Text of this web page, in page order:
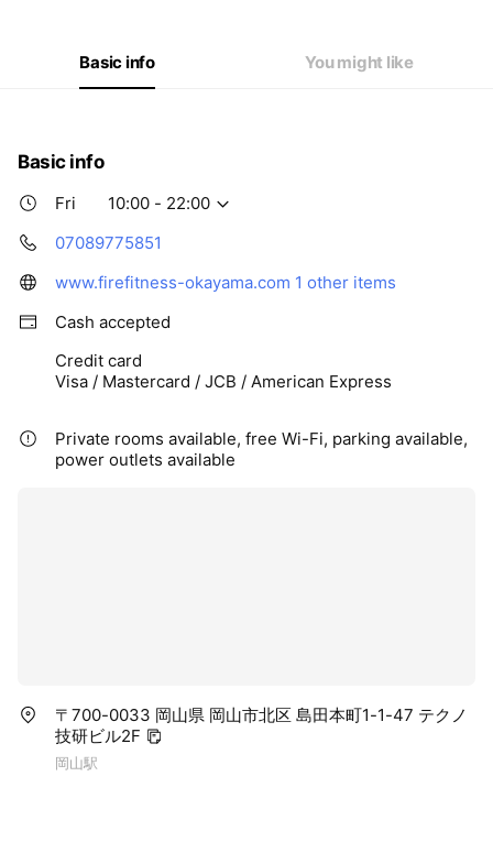
10:00 - 22:00
Basic info You might like
Basic info
Fri
10:00 - 22:00
07089775851
www.firefitness-okayama.com 1 other items
Cash accepted
Credit card
Visa / Mastercard / JCB / American Express
Private rooms available, free Wi-Fi, parking available,
power outlets available
〒700-0033 岡山県 岡山市北区 島田本町1-1-47 テクノ
技研ビル2F
岡山駅